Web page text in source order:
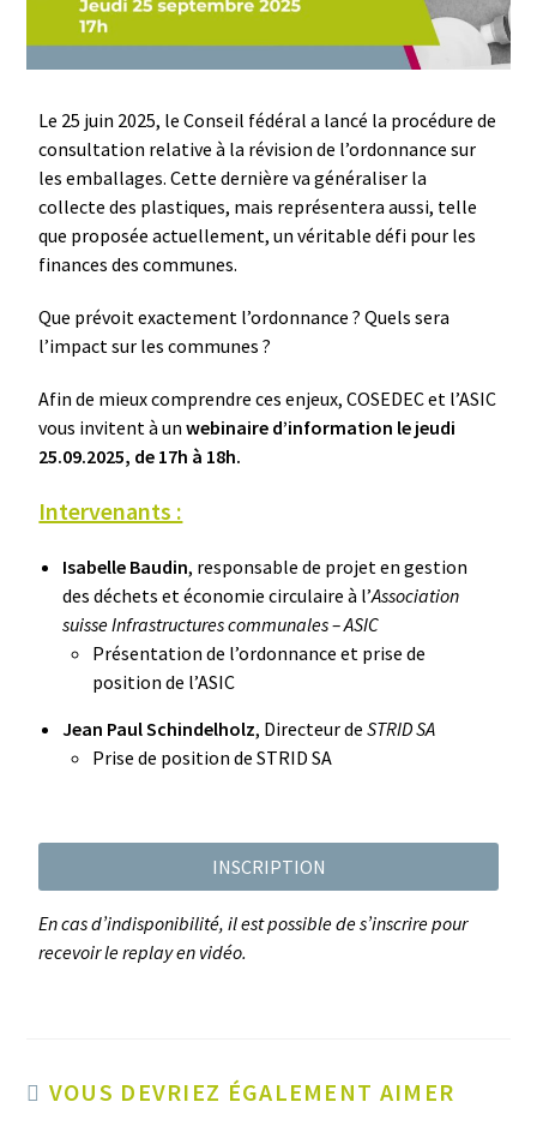
Le 25 juin 2025, le Conseil fédéral a lancé la procédure de
consultation relative à la révision de l’ordonnance sur
les emballages. Cette dernière va généraliser la
collecte des plastiques, mais représentera aussi, telle
que proposée actuellement, un véritable défi pour les
finances des communes.
Que prévoit exactement l’ordonnance ? Quels sera
l’impact sur les communes ?
Afin de mieux comprendre ces enjeux, COSEDEC et l’ASIC
vous invitent à unwebinaire d’information le jeudi
25.09.2025, de 17h à 18h.
Intervenants :
Isabelle Baudin, responsable de projet en gestion
des déchets et économie circulaire à l’Association
suisse Infrastructures communales – ASIC
Présentation de l’ordonnance et prise de
position de l’ASIC
Jean Paul Schindelholz, Directeur deSTRID SA
Prise de position de STRID SA
INSCRIPTION
En cas d’indisponibilité, il est possible de s’inscrire pour
recevoir le replay en vidéo.
VOUS DEVRIEZ ÉGALEMENT AIMER